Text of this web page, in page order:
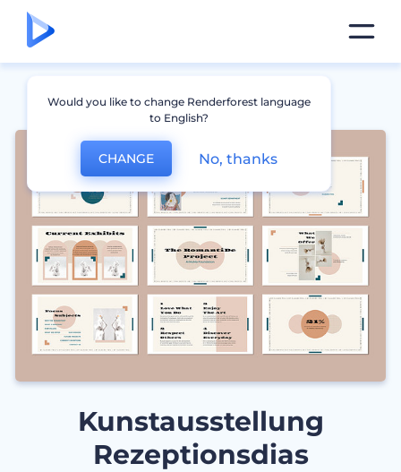
Kunstausstellung
Rezeptionsdias
Would you like to change Renderforest language
to English?
CHANGE No, thanks